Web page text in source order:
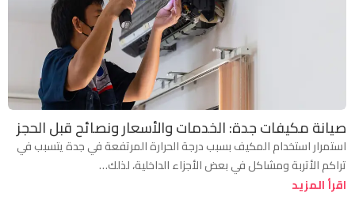
صيانة مكيفات جدة: الخدمات والأسعار ونصائح قبل الحجز
استمرار استخدام المكيف بسبب درجة الحرارة المرتفعة في جدة يتسبب في
تراكم الأتربة ومشاكل في بعض الأجزاء الداخلية، لذلك…
اقرأ المزيد